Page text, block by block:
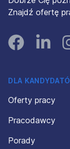
Znajdź ofertę
FacebookLinked In
DLA
Oferty pracy
Pracodawcy
Porady